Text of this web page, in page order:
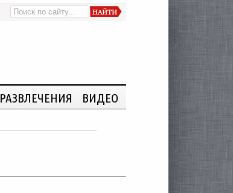
РАЗВЛЕЧЕНИЯ ВИДЕО